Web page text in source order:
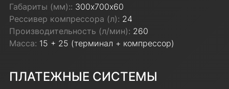
Габариты (мм):: 300х700х60
Рессивер компрессора (л): 24
Производительность (л/мин): 260
Масса: 15 + 25 (терминал + компрессор)
ПЛАТЕЖНЫЕ СИСТЕМЫ